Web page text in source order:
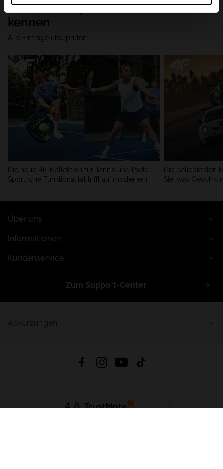
Lernen Sie Sport von Grund auf
kennen
Alle Einträge überprüfen
Die neue 4F-Kollektion für Tennis und Padel.
Sportliche Funktionalität trifft auf modernen
Die beliebtesten
Sie, was
Über uns
Informationen
Kundenservice
Zum Support-Center
4.8